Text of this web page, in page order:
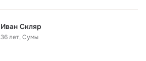
Иван Скляр
36 лет,Сумы